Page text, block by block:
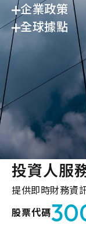
企業政策
全球據點
投資人服
提供即時財務資
股票代碼